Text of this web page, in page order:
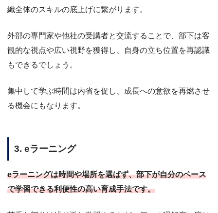
織全体のスキルの底上げに繋がります。
外部の専門家や他社の受講者と交流することで、部下は客
観的な視点や広い視野を獲得し、自身の立ち位置を再認識
もできるでしょう。
集中して学ぶ時間は内省を促し、成長への意欲を再燃させ
る機会にもなります。
3. eラーニング
eラーニングは時間や場所を選ばず、部下が自分のペース
で学習できる利便性の高い育成手法です。